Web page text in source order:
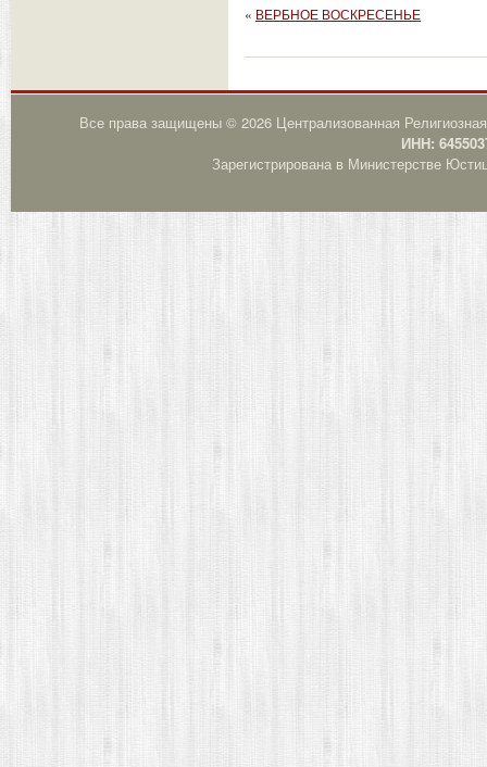
« ВЕРБНОЕ ВОСКРЕСЕНЬЕ
Все права защищены © 2026 Централизованная
ИНН:
Зарегистрирована в Министерстве